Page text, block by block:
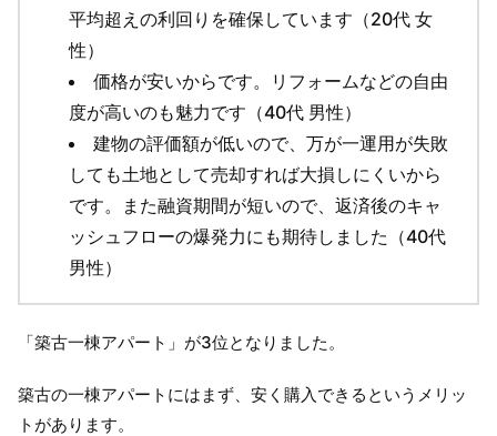
平均超えの利回りを確保しています（20代 女
性）
価格が安いからです。リフォームなどの自由
度が高いのも魅力です（40代 男性）
建物の評価額が低いので、万が一運用が失敗
しても土地として売却すれば大損しにくいから
です。また融資期間が短いので、返済後のキャ
ッシュフローの爆発力にも期待しました（40代
男性）
「築古一棟アパート」が3位となりました。
築古の一棟アパートにはまず、安く購入できるというメリッ
トがあります。